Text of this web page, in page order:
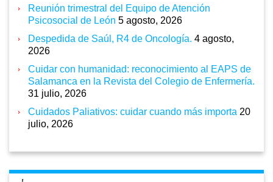
Reunión trimestral del Equipo de Atención
Psicosocial de León 5 agosto, 2026
Despedida de Saúl, R4 de Oncología. 4 agosto,
2026
Cuidar con humanidad: reconocimiento al EAPS de
Salamanca en la Revista del Colegio de Enfermería.
31 julio, 2026
Cuidados Paliativos: cuidar cuando más importa 20
julio, 2026